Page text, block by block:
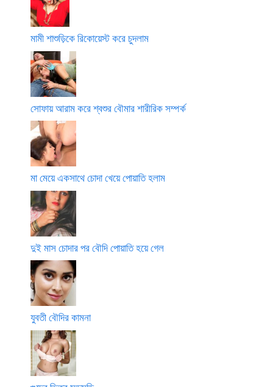
মামী শাশুড়িকে রিকোয়েস্ট করে চুদলাম
সোফায় আরাম করে শ্বশুর বৌমার শারীরিক সম্পর্ক
মা মেয়ে একসাথে চোদা খেয়ে পোয়াতি হলাম
দুই মাস চোদার পর বৌদি পোয়াতি হয়ে গেল
যুবতী বৌদির কামনা